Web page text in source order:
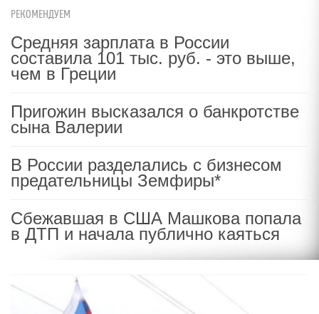
РЕКОМЕНДУЕМ
Средняя зарплата в России
составила 101 тыс. руб. - это выше,
чем в Греции
Пригожин высказался о банкротстве
сына Валерии
В России разделались с бизнесом
предательницы Земфиры*
Сбежавшая в США Машкова попала
в ДТП и начала публично каяться